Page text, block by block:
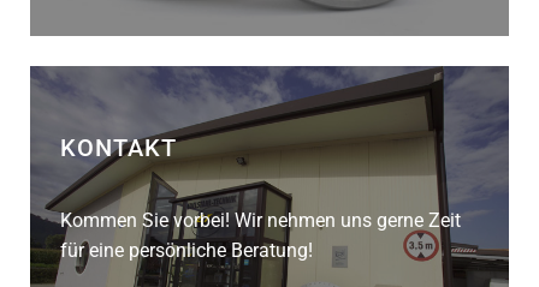
KONTAKT
Kommen Sie vorbei! Wir nehmen uns gerne Zeit
für eine persönliche Beratung!